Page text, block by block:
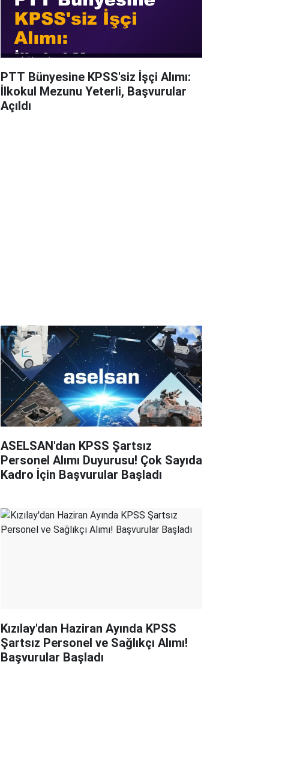
PTT Bünyesine KPSS'siz İşçi Alımı:
İlkokul Mezunu Yeterli, Başvurular
Açıldı
ASELSAN'dan KPSS Şartsız
Personel Alımı Duyurusu! Çok Sayıda
Kadro İçin Başvurular Başladı
Kızılay'dan Haziran Ayında KPSS
Şartsız Personel ve Sağlıkçı Alımı!
Başvurular Başladı